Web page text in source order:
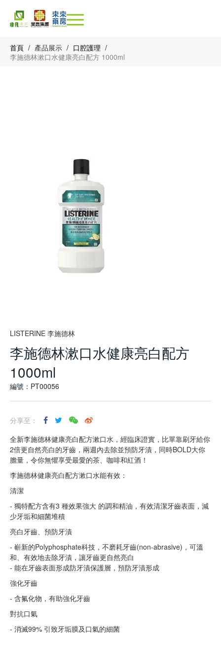
首頁 / 產品展示 / 口腔護理 /
李施德林漱口水健康亮白配方 1000ml
LISTERINE 李施德林
李施德林漱口水健康亮白配方
1000ml
編號：PT00056
分享至：
全新李施德林健康亮白配方漱口水，經臨床證實，比單靠刷牙給你
2倍更自然亮白的牙齒，兩週內去除並預防牙漬，同時BOLD大你
膽量，令你無懼享受最愛的茶、咖啡和紅酒！
李施德林健康亮白配方漱口水能有效：
清潔
- 獨特配方含有3 種效果強大 的調和精油，有效清潔牙齒表面，減
少牙垢和細菌堆積
亮白牙齒、預防牙漬
- 嶄新的Polyphosphate科技，不磨耗牙齒(non-abrasive)，可溫
和、有效地去除牙漬，讓牙齒更自然亮白
- 能在牙齒表面形成防牙漬保護層，預防牙漬形成
強化牙齒
- 含氟化物，有助強化牙齒
對抗口氣
- 消滅99% 引致牙垢膜及口氣的細菌